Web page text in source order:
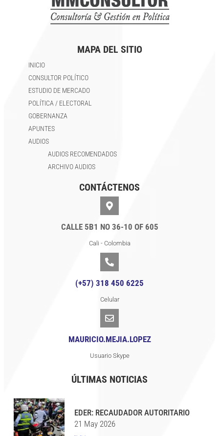
ÚLTIMAS NOTICIAS
EDER: RECAUDADOR AUTORITARIO
21 May 2026
CONTÁCTENOS
CALLE 5B1 NO 36-10 OF 605
Cali - Colombia
(+57) 318 450 6225
Celular
MAURICIO.MEJIA.LOPEZ
Usuario Skype
MAPA DEL SITIO
INICIO
CONSULTOR POLÍTICO
ESTUDIO DE MERCADO
POLÍTICA / ELECTORAL
GOBERNANZA
APUNTES
AUDIOS
AUDIOS RECOMENDADOS
ARCHIVO AUDIOS